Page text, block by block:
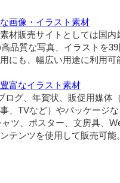
画像・イラスト素材
材販売サイトとしては国内
品質な写真、イラストを39
にも、幅広い用途に利用可
富なイラスト素材
ログ、年賀状、販促用媒体
、TVなど）やパッケージな
ツ、ポスター、文房具、
テンツを使用して販売可能。